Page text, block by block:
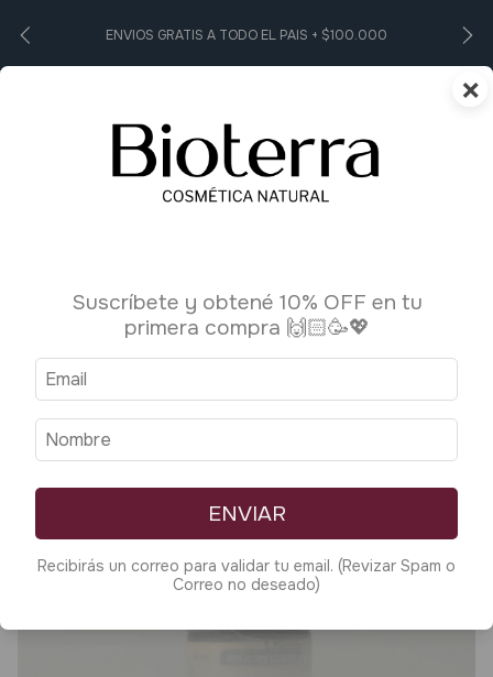
ENVIOS GRATIS A TODO EL PAIS + $100.000
0
×
Suscríbete y obtené 10% OFF en tu
primera compra 🙌🏻🥳💖
ENVIAR
Recibirás un correo para validar tu email. (Revizar Spam o
Correo no deseado)